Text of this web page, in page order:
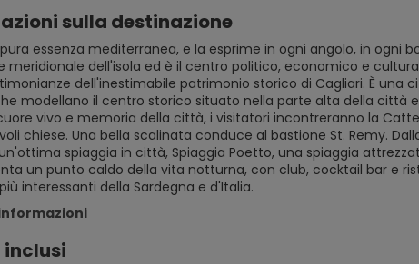
sulla destinazione
essenza mediterranea, e la esprime in ogni angolo, in ogni
meridionale dell'isola ed è il centro politico, economico e
dell'inestimabile patrimonio storico di Cagliari. È una
modellano il centro storico situato nella parte alta della città
vivo e memoria della città, i visitatori incontreranno la
chiese. Una bella scalinata conduce al bastione St. Remy.
spiaggia in città, Spiaggia Poetto, una spiaggia
un punto caldo della vita notturna, con club, cocktail bar e
interessanti della Sardegna e d'Italia.
inclusi